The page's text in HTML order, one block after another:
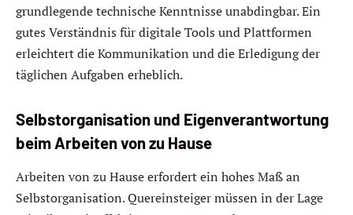
grundlegende technische Kenntnisse unabdingbar. Ein
gutes Verständnis für digitale Tools und Plattformen
erleichtert die Kommunikation und die Erledigung der
täglichen Aufgaben erheblich.
Selbstorganisation und Eigenverantwortung
beim Arbeiten von zu Hause
Arbeiten von zu Hause erfordert ein hohes Maß an
Selbstorganisation. Quereinsteiger müssen in der Lage